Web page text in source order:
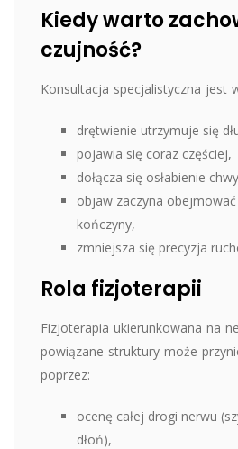
Kiedy warto
czujność?
Konsultacja specjalistyczna jest
drętwienie utrzymuje się
pojawia się coraz częściej,
dołącza się osłabienie
objaw zaczyna
kończyny,
zmniejsza się precyzja
Rola fizjoterapii
Fizjoterapia ukierunkowana na
powiązane struktury może
poprzez:
ocenę całej drogi nerwu
dłoń),